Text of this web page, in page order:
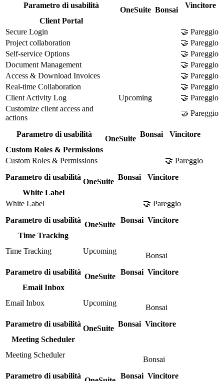
Parametro di usabilità
OneSuite Bonsai
Vincitore
Client Portal
Secure Login
🤝 Pareggio
Project collaboration
🤝 Pareggio
Self-service Options
🤝 Pareggio
Document Management
🤝 Pareggio
Access & Download Invoices
🤝 Pareggio
Real-time Collaboration
🤝 Pareggio
Client Activity Log
Upcoming
🤝 Pareggio
Customize client access and
actions
🤝 Pareggio
Parametro di usabilità
OneSuite
Bonsai
Vincitore
Custom Roles & Permissions
Custom Roles & Permissions
🤝 Pareggio
Parametro di usabilità
OneSuite
Bonsai
Vincitore
White Label
White Label
🤝 Pareggio
Parametro di usabilità
OneSuite
Bonsai Vincitore
Time Tracking
Time Tracking
Upcoming
Bonsai
Parametro di usabilità
OneSuite
Bonsai Vincitore
Email Inbox
Email Inbox
Upcoming
Bonsai
Parametro di usabilità
OneSuite
Bonsai Vincitore
Meeting Scheduler
Meeting Scheduler
Bonsai
Parametro di usabilità
Bonsai Vincitore